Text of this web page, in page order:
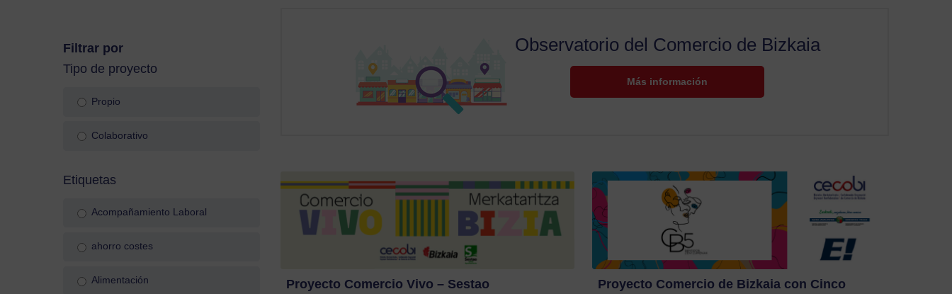
Observatorio del Comercio de Bizkaia
Más información
Proyecto Comercio Vivo – Sestao
Proyecto Comercio de Bizkaia con Cinco
Filtrar por
Tipo de proyecto
Propio
Colaborativo
Etiquetas
Acompañamiento Laboral
ahorro costes
Alimentación